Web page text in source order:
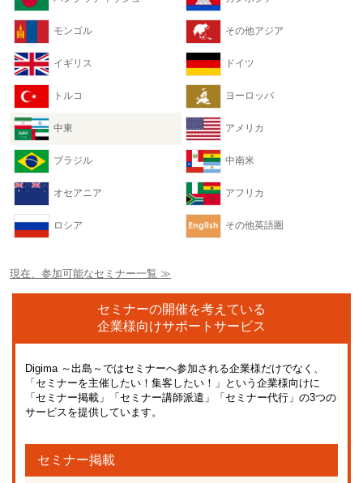
モンゴル その他アジア
イギリス ドイツ
トルコ ヨーロッパ
中東 アメリカ
ブラジル 中南米
オセアニア アフリカ
ロシア その他英語圏
現在、参加可能なセミナー一覧 ≫
セミナーの開催を考えている
企業様向けサポートサービス
Digima ～出島～ではセミナーへ参加される企業様だけでなく、
「セミナーを主催したい！集客したい！」という企業様向けに
「セミナー掲載」「セミナー講師派遣」「セミナー代行」の3つの
サービスを提供しています。
セミナー掲載